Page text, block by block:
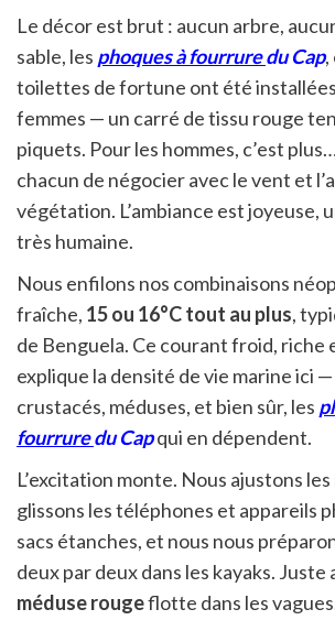
Le décor est brut : aucun arbre,
sable, les phoques à fourruredu Cap,
toilettes de fortune ont été
femmes — un carré de tissu rouge
piquets. Pour les hommes, c’est
chacun de négocier avec le vent et
végétation. L’ambiance est joyeuse,
très humaine.
Nous enfilons nos combinaisons
fraîche, 15 ou 16°C tout au plus,
de Benguela. Ce courant froid, riche
explique la densité de vie marine ici
crustacés, méduses, et bien sûr, les
fourruredu Capqui en dépendent.
L’excitation monte. Nous ajustons
glissons les téléphones et appareils
sacs étanches, et nous nous
deux par deux dans les kayaks. Juste
méduse rougeflotte dans les